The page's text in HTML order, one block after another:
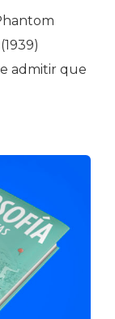
admitir que